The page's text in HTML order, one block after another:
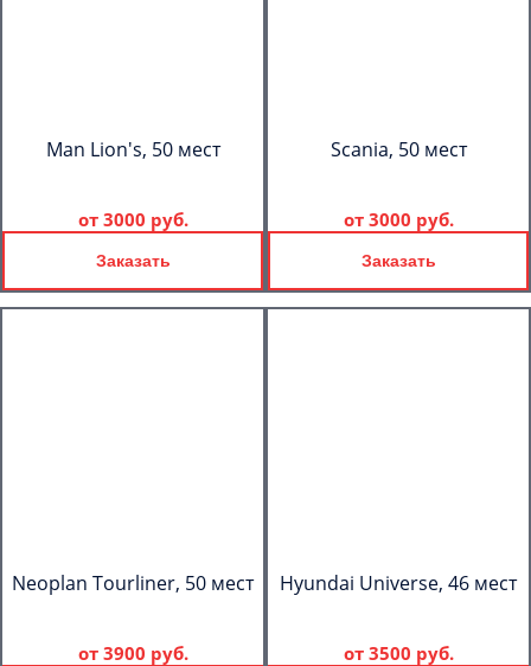
Man Lion's, 50 мест
от 3000 руб.
Заказать
Scania, 50 мест
от 3000 руб.
Заказать
Neoplan Tourliner, 50 мест
от 3900 руб.
Hyundai Universe, 46 мест
от 3500 руб.